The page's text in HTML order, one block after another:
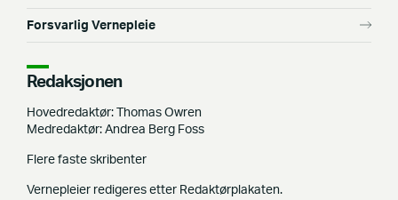
Forsvarlig Vernepleie
Redaksjonen
Hovedredaktør: Thomas Owren
Medredaktør: Andrea Berg Foss
Flere faste skribenter
Vernepleier redigeres etter Redaktørplakaten.